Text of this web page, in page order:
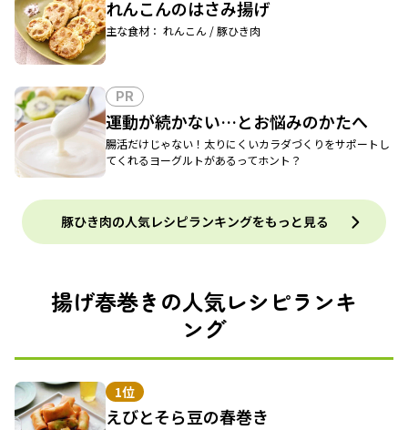
れんこんのはさみ揚げ
主な食材： れんこん / 豚ひき肉
PR
運動が続かない…とお悩みのかたへ
腸活だけじゃない！太りにくいカラダづくりをサポートし
てくれるヨーグルトがあるってホント？
豚ひき肉の人気レシピランキングをもっと見る
揚げ春巻きの人気レシピランキ
ング
1位
えびとそら豆の春巻き